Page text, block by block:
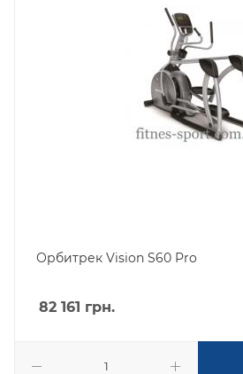
Орбитрек Vision S60 Pro
82 161 грн.